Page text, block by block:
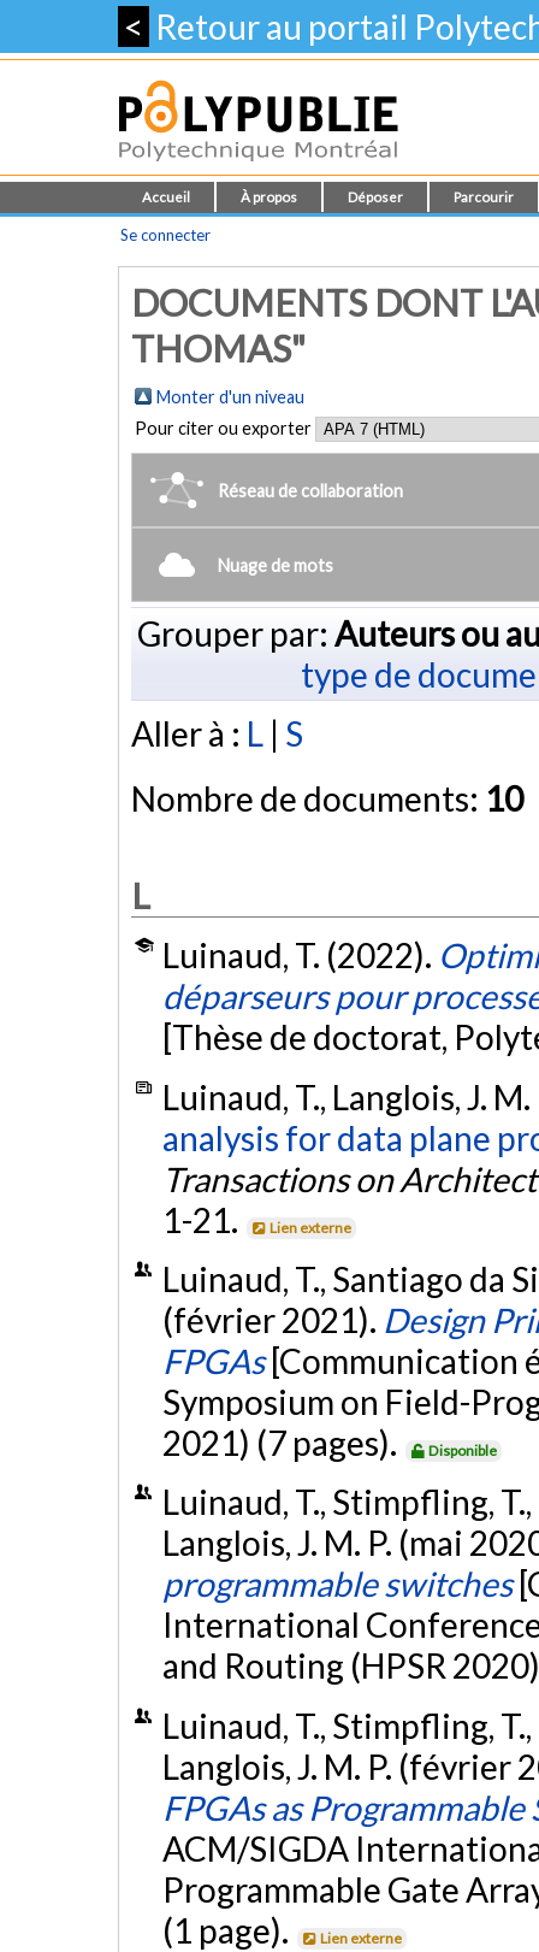
< Retour au portail
Accueil À propos Déposer Parcourir
Se connecter
DOCUMENTS DONT
THOMAS"
Monter d'un niveau
Pour citer ou exporter
Réseau de collaboration
Nuage de mots
Grouper par: Auteurs ou
type de
Aller à : L | S
Nombre de documents: 10
L
Luinaud, T. (2022).
déparseurs pour
[Thèse de doctorat,
Luinaud, T., Langlois, J.
analysis for data plane
Transactions on
1-21.
Lien externe
Luinaud, T., Santiago da
(février 2021). Design
FPGAs [Communication
Symposium on Field-
2021) (7 pages).
Disponible
Luinaud, T., Stimpfling, T.,
Langlois, J. M. P. (mai
programmable switches
International
and Routing (HPSR
Luinaud, T., Stimpfling, T.,
Langlois, J. M. P. (février
FPGAs as Programmable
ACM/SIGDA
Programmable Gate
(1 page).
Lien externe